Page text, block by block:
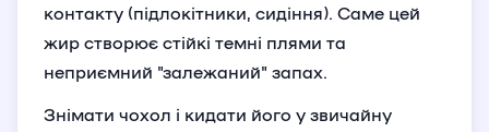
контакту (підлокітники, сидіння). Саме цей
жир створює стійкі темні плями та
неприємний "залежаний" запах.
Знімати чохол і кидати його у звичайну